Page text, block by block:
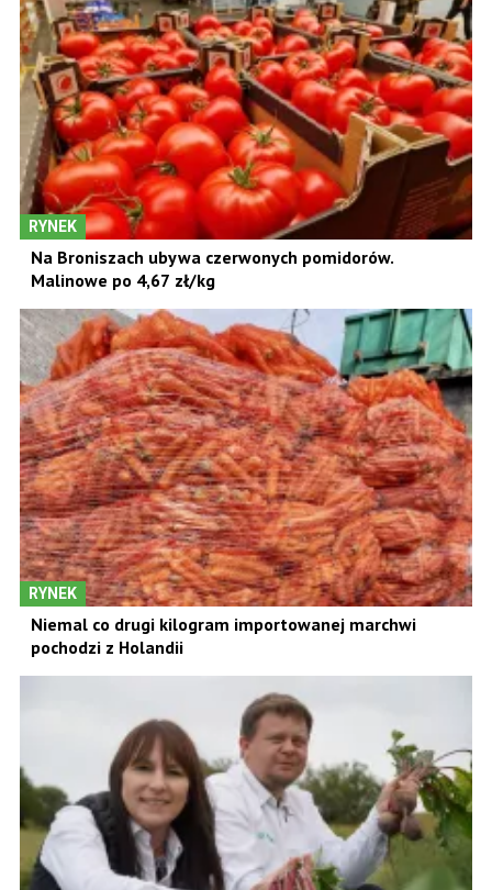
RYNEK
Na Broniszach ubywa czerwonych pomidorów.
Malinowe po 4,67 zł/kg
RYNEK
Niemal co drugi kilogram importowanej marchwi
pochodzi z Holandii